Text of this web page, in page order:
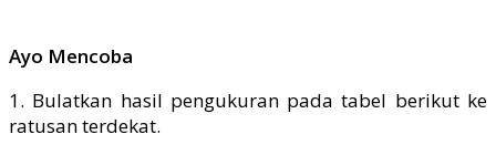
Ayo Mencoba
1. Bulatkan hasil pengukuran pada tabel berikut ke
ratusan terdekat.